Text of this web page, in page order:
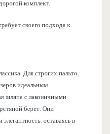
комплект.
своего подхода к
Для строгих пальто,
идеальным
шляпа с лаконичными
берет. Они
оставаясь в